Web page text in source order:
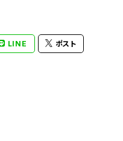
LINE ポスト